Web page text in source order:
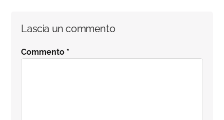
Interazioni
del
Lascia un commento
Commento *